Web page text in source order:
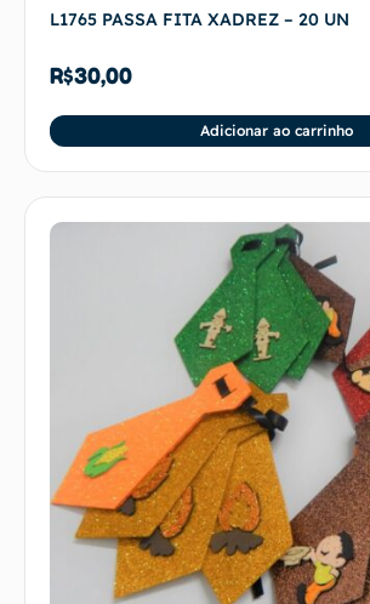
L1765 PASSA FITA XADREZ – 20 UN
R$30,00
Adicionar ao carrinho